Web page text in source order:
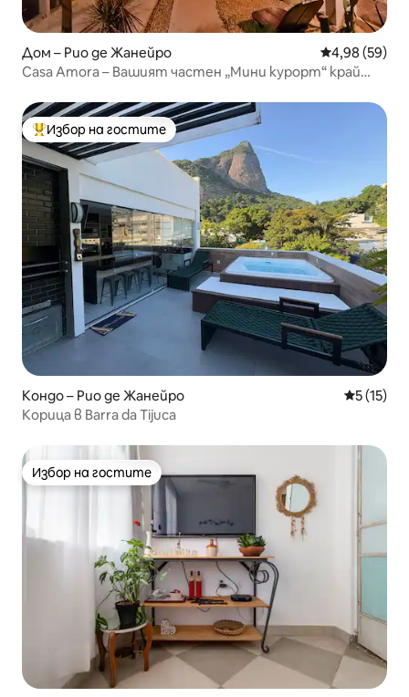
Дом – Рио де Жанейро Средна
4,98 (59)
Casa Amora – Вашият частен „Мини курорт“ край
Най-популярен избор на гостите
Избор на гостите
Кондо – Рио де Жанейро Средна
5 (15)
Корица в Barra da Tijuca
Избор на гостите
Избор на гостите